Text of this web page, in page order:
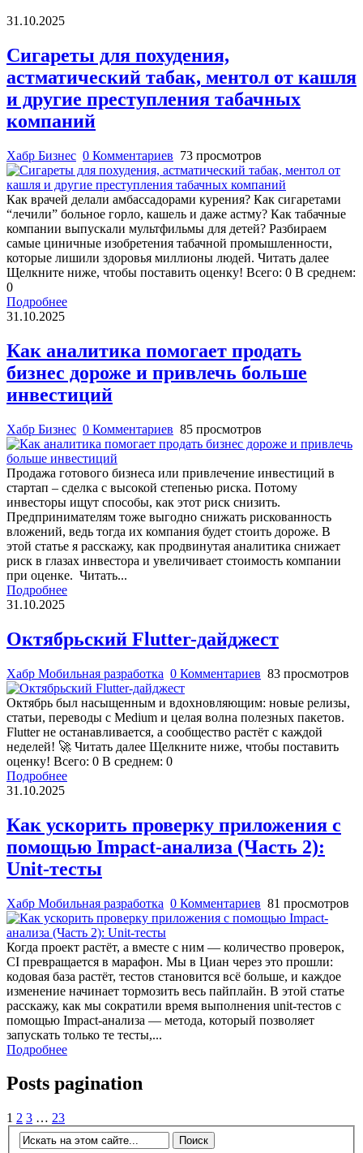
31.10.2025
Сигареты для похудения,
астматический табак, ментол от кашля
и другие преступления табачных
компаний
Хабр Бизнес 0 Комментариев 73 просмотров
Как врачей делали амбассадорами курения? Как сигаретами
“лечили” больное горло, кашель и даже астму? Как табачные
компании выпускали мультфильмы для детей? Разбираем
самые циничные изобретения табачной промышленности,
которые лишили здоровья миллионы людей. Читать далее
Щелкните ниже, чтобы поставить оценку! Всего: 0 В среднем:
0
Подробнее
31.10.2025
Как аналитика помогает продать
бизнес дороже и привлечь больше
инвестиций
Хабр Бизнес 0 Комментариев 85 просмотров
Продажа готового бизнеса или привлечение инвестиций в
стартап – сделка с высокой степенью риска. Потому
инвесторы ищут способы, как этот риск снизить.
Предпринимателям тоже выгодно снижать рискованность
вложений, ведь тогда их компания будет стоить дороже. В
этой статье я расскажу, как продвинутая аналитика снижает
риск в глазах инвестора и увеличивает стоимость компании
при оценке. Читать...
Подробнее
31.10.2025
Октябрьский Flutter-дайджест
Хабр Мобильная разработка 0 Комментариев 83 просмотров
Октябрь был насыщенным и вдохновляющим: новые релизы,
статьи, переводы с Medium и целая волна полезных пакетов.
Flutter не останавливается, а сообщество растёт с каждой
неделей! 🚀 Читать далее Щелкните ниже, чтобы поставить
оценку! Всего: 0 В среднем: 0
Подробнее
31.10.2025
Как ускорить проверку приложения с
помощью Impact-анализа (Часть 2):
Unit-тесты
Хабр Мобильная разработка 0 Комментариев 81 просмотров
Когда проект растёт, а вместе с ним — количество проверок,
CI превращается в марафон. Мы в Циан через это прошли:
кодовая база растёт, тестов становится всё больше, и каждое
изменение начинает тормозить весь пайплайн. В этой статье
расскажу, как мы сократили время выполнения unit-тестов с
помощью Impact-анализа — метода, который позволяет
запускать только те тесты,...
Подробнее
Posts pagination
1 2 3 … 23